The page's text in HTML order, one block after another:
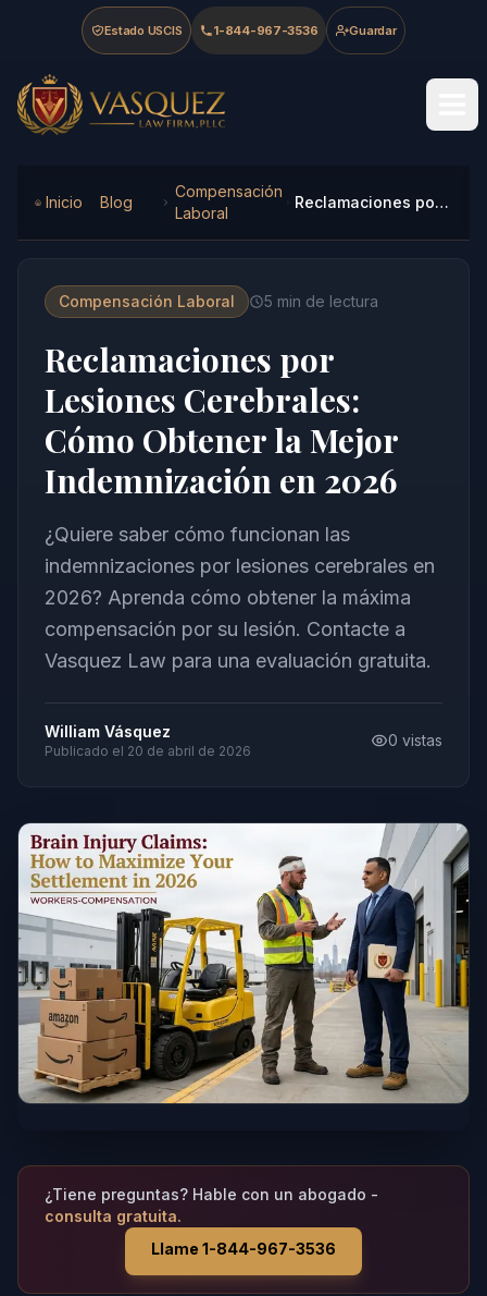
Skip to main content
Skip to navigation
Skip to footer
Estado USCIS 1-844-967-3536 Guardar
Vasquez Law Firm - Home
Inicio Blog
Compensación
Laboral
Reclamaciones por Lesiones Cerebrales: Cómo Obtener la Mejor Indemnización en 2026
Compensación Laboral 5 min de lectura
Reclamaciones por
Lesiones Cerebrales:
Cómo Obtener la Mejor
Indemnización en 2026
¿Quiere saber cómo funcionan las
indemnizaciones por lesiones cerebrales en
2026? Aprenda cómo obtener la máxima
compensación por su lesión. Contacte a
Vasquez Law para una evaluación gratuita.
William Vásquez
Publicado el 20 de abril de 2026
0 vistas
¿Tiene preguntas? Hable con un abogado -
consulta gratuita.
Llame 1-844-967-3536